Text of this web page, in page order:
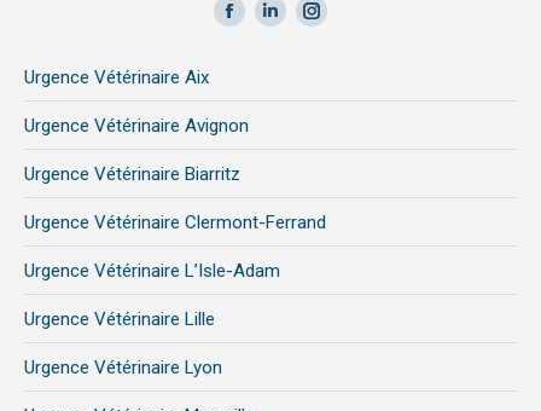
Facebook
in
new
window
LinkedIn
new
Instagram
new
Urgence Vétérinaire Aix
Urgence Vétérinaire Avignon
Urgence Vétérinaire Biarritz
Urgence Vétérinaire Clermont-Ferrand
Urgence Vétérinaire L’Isle-Adam
Urgence Vétérinaire Lille
Urgence Vétérinaire Lyon